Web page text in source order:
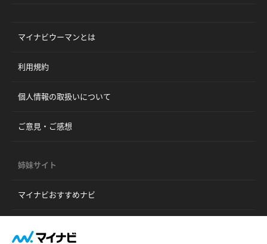
マイナビウーマンとは
利用規約
個人情報の取扱いについて
ご意見・ご感想
姉妹サイト
マイナビおすすめナビ